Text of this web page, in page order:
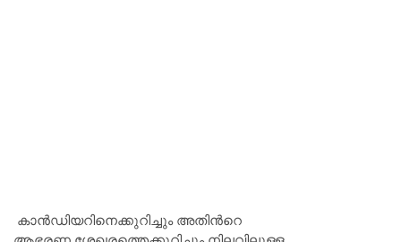
കാൻഡിയറിനെക്കുറിച്ചും അതിന്‍റെ